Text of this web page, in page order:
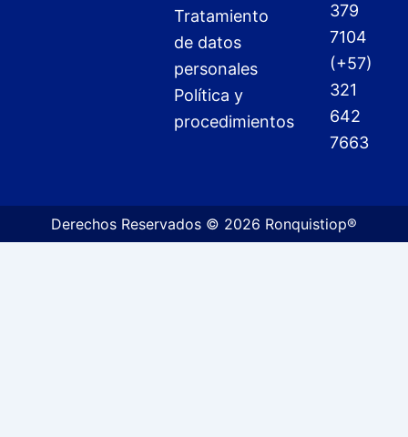
Tratamiento
de datos
personales
Política y
procedimientos
379
7104
(+57)
321
642
7663
Derechos Reservados © 2026 Ronquistiop®